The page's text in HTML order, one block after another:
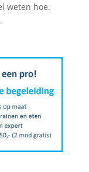
weten hoe.